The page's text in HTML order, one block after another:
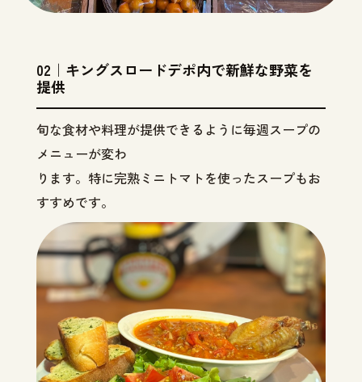
02｜キングスロードデポ内で新鮮な野菜を
提供
旬な食材や料理が提供できるように毎週スープの
メニューが変わ
ります。特に完熟ミニトマトを使ったスープもお
すすめです。